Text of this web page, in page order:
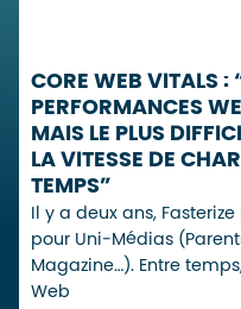
CORE WEB VITALS :
PERFORMANCES
MAIS LE PLUS
LA VITESSE DE
TEMPS”
Il y a deux ans,
pour Uni-Médias
Magazine…). Entre
Web